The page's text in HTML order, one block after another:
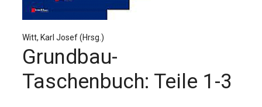
Für Autor:innen
Sprache / Language: DE Sprache / Language: EN
Witt, Karl Josef (Hrsg.)
Grundbau-
Taschenbuch: Teile 1-3